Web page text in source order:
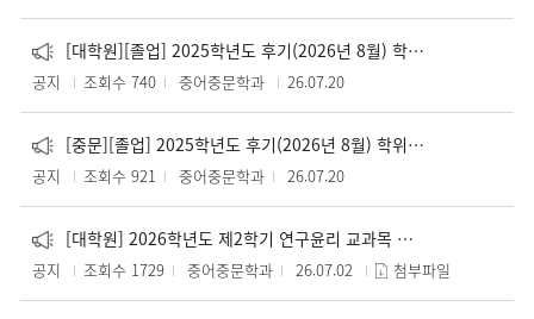
[대학원][졸업] 2025학년도 후기(2026년 8월) 학위취득자 학위복 대여 안내(유레카 신청: 8.4(화) 10:00~ 8.10(월) 23:00)
공지 조회수 740 중어중문학과 26.07.20
[중문][졸업] 2025학년도 후기(2026년 8월) 학위취득자 학위복 대여 안내(유레카 신청: 8.4(화) 10:00~ 8.10(월) 23:00)
공지 조회수 921 중어중문학과 26.07.20
[대학원] 2026학년도 제2학기 연구윤리 교과목 수강 안내(~12.24(목)까지)
공지 조회수 1729 중어중문학과 26.07.02 첨부파일